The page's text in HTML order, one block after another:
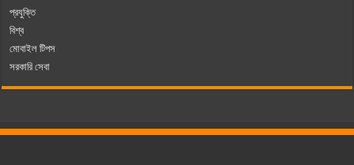
প্রযুক্তি
বিশ্ব
মোবাইল টিপস
সরকারি সেবা